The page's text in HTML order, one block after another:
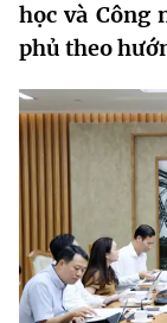
Sở hữu trí tuệ
Tiêu chuẩn,
Năng lượng
Tin tổng hợp
Tin địa
Lấy ý kiến
Khoa học và
Đổi mới sáng
Chuyển đổi
Bưu chính,
Sở hữu trí tuệ
Multimedia
Khác
Infographic
Ảnh
học và Công
phủ theo